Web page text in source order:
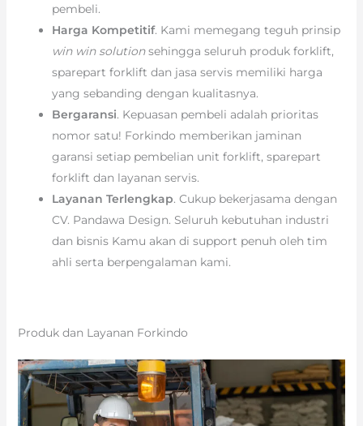
pembeli.
Harga Kompetitif. Kami memegang teguh prinsip
win win solutionsehingga seluruh produk forklift,
sparepart forklift dan jasa servis memiliki harga
yang sebanding dengan kualitasnya.
Bergaransi. Kepuasan pembeli adalah prioritas
nomor satu! Forkindo memberikan jaminan
garansi setiap pembelian unit forklift, sparepart
forklift dan layanan servis.
Layanan Terlengkap. Cukup bekerjasama dengan
CV. Pandawa Design. Seluruh kebutuhan industri
dan bisnis Kamu akan di support penuh oleh tim
ahli serta berpengalaman kami.
Produk dan Layanan Forkindo